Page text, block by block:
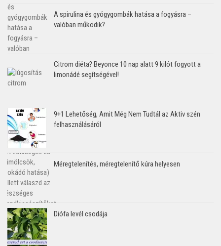
A spirulina és gyógygombák hatása a fogyásra –
valóban működik?
Citrom diéta? Beyonce 10 nap alatt 9 kilót fogyott a
limonádé segítségével!
9+1 Lehetőség, Amit Még Nem Tudtál az Aktiv szén
felhasználásáról
Méregtelenítés, méregtelenítő kúra helyesen
Diófa levél csodája